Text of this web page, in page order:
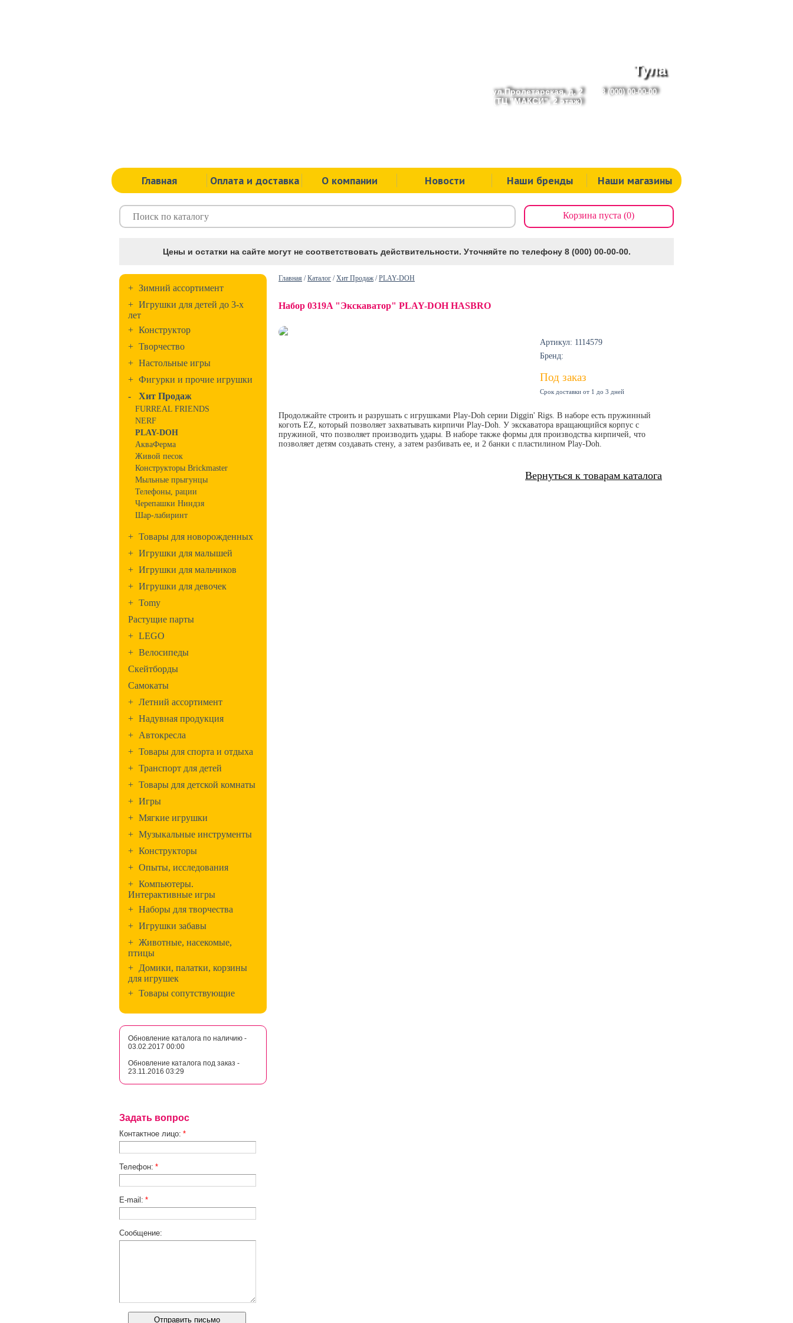
Тула
ул.Пролетарская, д. 2
(ТЦ "МАКСИ", 2 этаж)
8 (000) 00-00-00
Главная Оплата и доставка О компании Новости Наши бренды Наши магазины
Корзина пуста (0)
Цены и остатки на сайте могут не соответствовать действительности. Уточняйте по телефону 8 (000) 00-00-00.
+ Зимний ассортимент
+ Игрушки для детей до 3-х
лет
+ Конструктор
+ Творчество
+ Настольные игры
+ Фигурки и прочие игрушки
-
Хит Продаж
FURREAL FRIENDS
NERF
PLAY-DOH
АкваФерма
Живой песок
Конструкторы Brickmaster
Мыльные прыгунцы
Телефоны, рации
Черепашки Ниндзя
Шар-лабиринт
+ Товары для новорожденных
+ Игрушки для малышей
+ Игрушки для мальчиков
+ Игрушки для девочек
+ Tomy
Растущие парты
+ LEGO
+ Велосипеды
Скейтборды
Самокаты
+ Летний ассортимент
+ Надувная продукция
+ Автокресла
+ Товары для спорта и отдыха
+ Транспорт для детей
+ Товары для детской комнаты
+ Игры
+ Мягкие игрушки
+ Музыкальные инструменты
+ Конструкторы
+ Опыты, исследования
+ Компьютеры.
Интерактивные игры
+ Наборы для творчества
+ Игрушки забавы
+ Животные, насекомые,
птицы
+ Домики, палатки, корзины
для игрушек
+ Товары сопутствующие
Обновление каталога по наличию -
03.02.2017 00:00
Обновление каталога под заказ -
23.11.2016 03:29
Задать вопрос
Контактное лицо: *
Телефон: *
E-mail: *
Сообщение:
Главная /Каталог /Хит Продаж/PLAY-DOH
Набор 0319A "Экскаватор" PLAY-DOH HASBRO
Артикул: 1114579
Бренд:
Под заказ
Срок доставки от 1 до 3 дней
Продолжайте строить и разрушать с игрушками Play-Doh серии Diggin' Rigs. В наборе есть пружинный
коготь EZ, который позволяет захватывать кирпичи Play-Doh. У экскаватора вращающийся корпус с
пружиной, что позволяет производить удары. В наборе также формы для производства кирпичей, что
позволяет детям создавать стену, а затем разбивать ее, и 2 банки с пластилином Play-Doh.
Вернуться к товарам каталога